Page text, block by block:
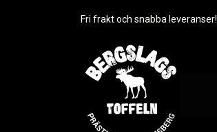
Fri frakt och snabba leveranser!